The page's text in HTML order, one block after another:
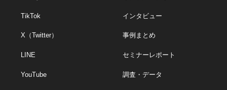
TikTok
X（Twitter）
LINE
YouTube
インタビュー
事例まとめ
セミナーレポート
調査・データ